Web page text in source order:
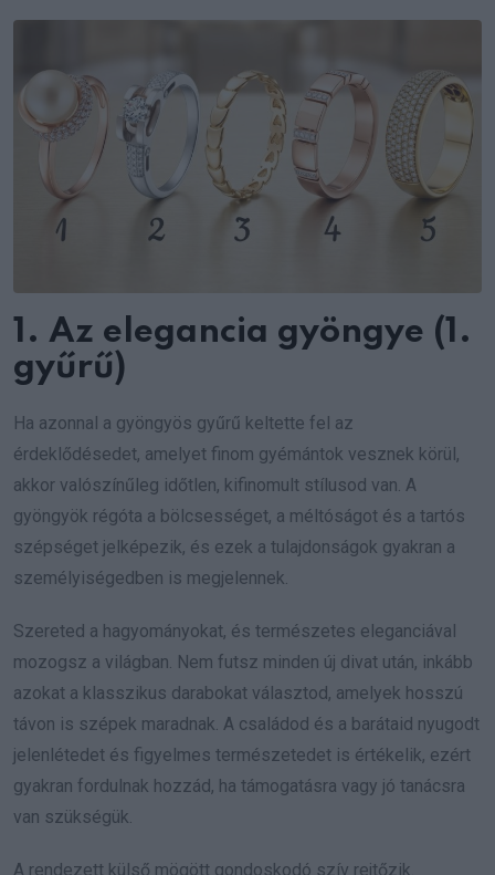
1. Az elegancia gyöngye (1.
gyűrű)
Ha azonnal a gyöngyös gyűrű keltette fel az
érdeklődésedet, amelyet finom gyémántok vesznek körül,
akkor valószínűleg időtlen, kifinomult stílusod van. A
gyöngyök régóta a bölcsességet, a méltóságot és a tartós
szépséget jelképezik, és ezek a tulajdonságok gyakran a
személyiségedben is megjelennek.
Szereted a hagyományokat, és természetes eleganciával
mozogsz a világban. Nem futsz minden új divat után, inkább
azokat a klasszikus darabokat választod, amelyek hosszú
távon is szépek maradnak. A családod és a barátaid nyugodt
jelenlétedet és figyelmes természetedet is értékelik, ezért
gyakran fordulnak hozzád, ha támogatásra vagy jó tanácsra
van szükségük.
A rendezett külső mögött gondoskodó szív rejtőzik.